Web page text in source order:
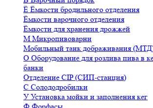
Ё Ёмкости бродильного отделения
Ёмкости варочного отделения
Ёмкости для хранения дрожжей
М Микропивоварни
Мобильный танк дображивания
О Оборудование для розлива пива в
банки
Отделение CIP (СИП-станция)
С Солододробилки
У Установка мойки и заполнения кег